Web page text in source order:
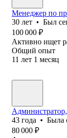
Менеджер по
30 лет • Был
100 000 ₽
Активно ищет
Общий опыт
11 лет 1 месяц
43 года • Была
80 000 ₽